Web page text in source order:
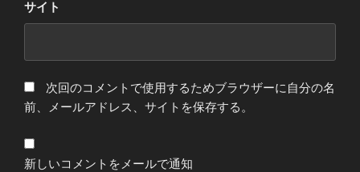
サイト
次回のコメントで使用するためブラウザーに自分の名
前、メールアドレス、サイトを保存する。
新しいコメントをメールで通知